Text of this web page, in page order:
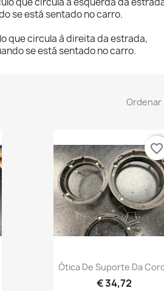
se está sentado no carro.
que circula à direita da estrada,
se está sentado no carro.
Ordenar
 Vista rápida
Ótica De Suporte Da
€ 34,72
favorite_border